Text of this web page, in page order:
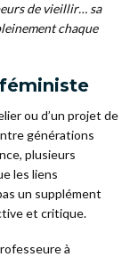
de vieillir… sa
chaque
ou d’un projet de
générations
plusieurs
les liens
un supplément
et critique.
à